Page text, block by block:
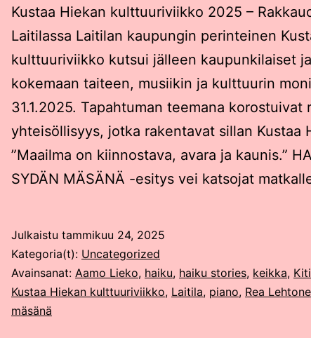
Kustaa Hiekan kulttuuriviikko 2025 –
Laitilassa Laitilan kaupungin perinteinen
kulttuuriviikko kutsui jälleen kaupunkilaiset
kokemaan taiteen, musiikin ja kulttuurin
31.1.2025. Tapahtuman teemana korostuivat
yhteisöllisyys, jotka rakentavat sillan Kustaa
”Maailma on kiinnostava, avara ja kaunis.”
SYDÄN MÄSÄNÄ -esitys vei katsojat
Julkaistu tammikuu 24, 2025
Kategoria(t): Uncategorized
Avainsanat: Aamo Lieko, haiku, haiku stories, keikka,
Kustaa Hiekan kulttuuriviikko, Laitila, piano, Rea
mäsänä